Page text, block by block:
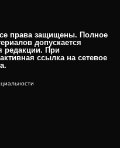
права защищены. Полное
допускается
редакции. При
ссылка на сетевое